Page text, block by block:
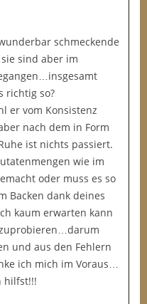
schmeckende
sind aber im
richtig so?
er vom Konsistenz
nach dem in Form
ist nichts passiert.
wie im
oder muss es so
Backen dank deines
kaum erwarten kann
und aus den Fehlern
ich mich im Voraus…
hilfst!!!